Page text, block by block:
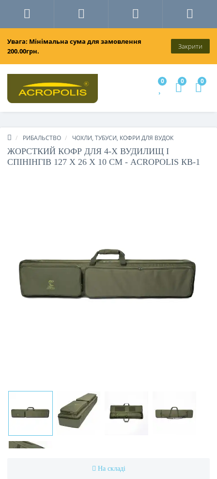
Увага: Мінімальна сума для замовлення
200.00грн.
Закрити
0 0 0
РИБАЛЬСТВО ЧОХЛИ, ТУБУСИ, КОФРИ ДЛЯ ВУДОК
ЖОРСТКИЙ КОФР ДЛЯ 4-Х ВУДИЛИЩ І
СПІНІНГІВ 127 Х 26 Х 10 СМ - ACROPOLIS КВ-1
На складі